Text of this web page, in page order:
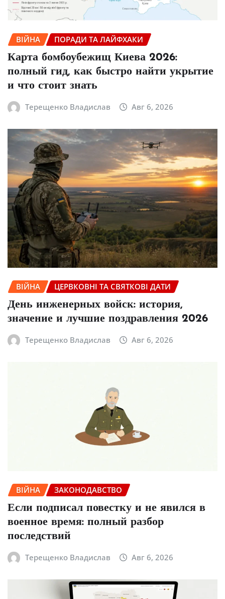
ВІЙНА ПОРАДИ ТА ЛАЙФХАКИ
Карта бомбоубежищ Киева 2026:
полный гид, как быстро найти укрытие
и что стоит знать
Терещенко Владислав Авг 6, 2026
ВІЙНА ЦЕРВКОВНІ ТА СВЯТКОВІ ДАТИ
День инженерных войск: история,
значение и лучшие поздравления 2026
Терещенко Владислав Авг 6, 2026
ВІЙНА ЗАКОНОДАВСТВО
Если подписал повестку и не явился в
военное время: полный разбор
последствий
Терещенко Владислав Авг 6, 2026